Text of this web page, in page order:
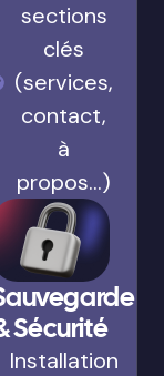
sections
clés
(services,
contact,
à
propos…)
Sécurité
Installation